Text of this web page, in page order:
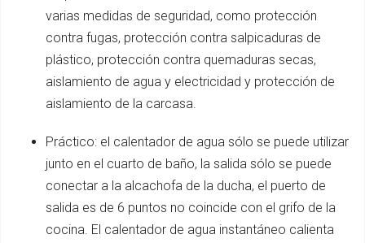
varias medidas de seguridad, como protección
contra fugas, protección contra salpicaduras de
plástico, protección contra quemaduras secas,
aislamiento de agua y electricidad y protección de
aislamiento de la carcasa.
Práctico: el calentador de agua sólo se puede utilizar
junto en el cuarto de baño, la salida sólo se puede
conectar a la alcachofa de la ducha, el puerto de
salida es de 6 puntos no coincide con el grifo de la
cocina. El calentador de agua instantáneo calienta